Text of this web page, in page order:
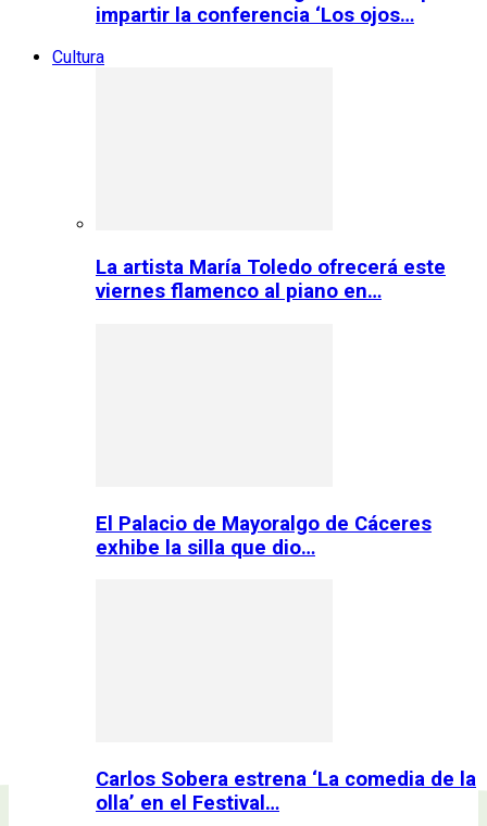
impartir la conferencia ‘Los ojos…
Cultura
La artista María Toledo ofrecerá este
viernes flamenco al piano en…
El Palacio de Mayoralgo de Cáceres
exhibe la silla que dio…
Carlos Sobera estrena ‘La comedia de la
olla’ en el Festival…